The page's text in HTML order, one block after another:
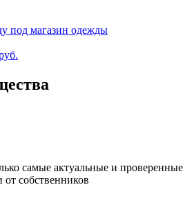
под магазин одежды
самые актуальные и проверенные
собственников